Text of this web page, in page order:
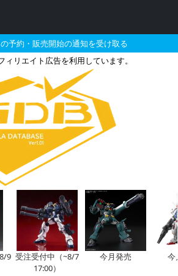
予約・販売開始の通知を受け取る
ィリエイト広告を利用しています。
06R-1A ユーマ・
9
受注受付中（~8/7
17:00）
今月発売 今